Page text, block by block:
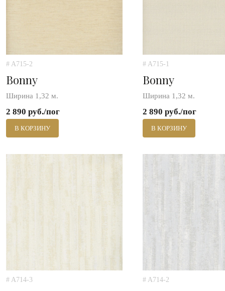
# A715-2
Bonny
Ширина 1,32 м.
2 890 руб./пог
В КОРЗИНУ
# A715-1
Bonny
Ширина 1,32 м.
2 890 руб./пог
В КОРЗИНУ
# A714-3 # A714-2